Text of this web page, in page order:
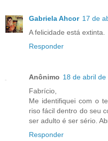
Gabriela Ahcor 17 de
A felicidade está extinta.
Responder
Anônimo 18 de abril
Fabrício,
Me identifiquei com o
riso fácil dentro do seu
ser adulto é ser sério.
Responder